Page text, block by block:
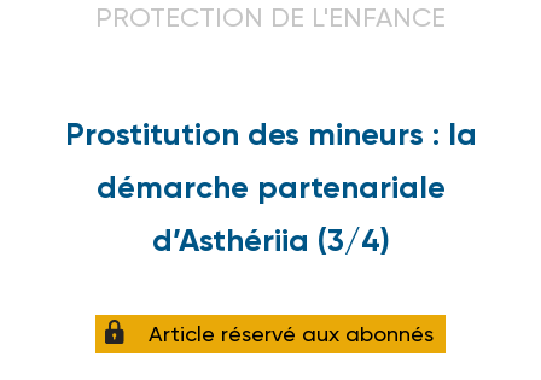
PROTECTION DE L'ENFANCE
Prostitution des mineurs : la
démarche partenariale
d’Asthériia (3/4)
Article réservé aux abonnés